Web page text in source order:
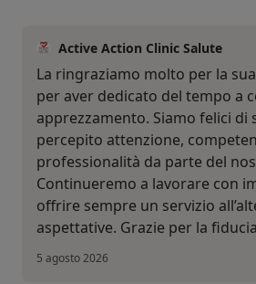
Active Action Clinic Salute
La ringraziamo molto per la
per aver dedicato del tempo a
apprezzamento. Siamo felici di
percepito attenzione,
professionalità da parte del
Continueremo a lavorare con
offrire sempre un servizio
aspettative. Grazie per la
5 agosto 2026